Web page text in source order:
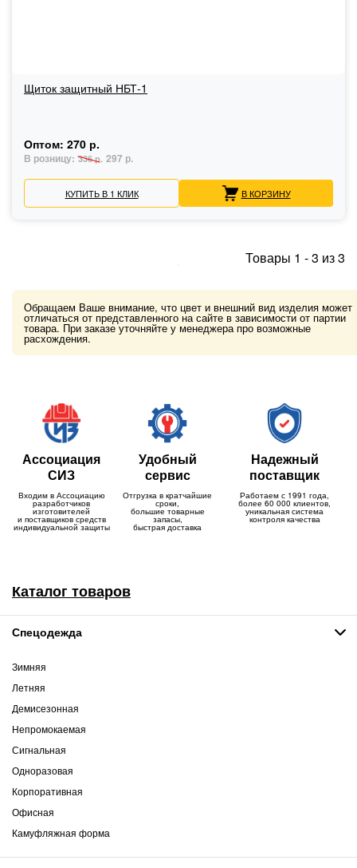
Щиток защитный НБТ-1
Оптом: 270 р.
В розницу: 336 р. 297 р.
КУПИТЬ В 1 КЛИК В КОРЗИНУ
Товары 1 -3 из3
Обращаем Ваше внимание, что цвет и внешний вид изделия может
отличаться от представленного на сайте в зависимости от партии
товара. При заказе уточняйте у менеджера про возможные
расхождения.
Ассоциация
СИЗ
Входим в Ассоциацию
разработчиков
изготовителей
и поставщиков средств
индивидуальной защиты
Удобный
сервис
Отгрузка в кратчайшие
сроки,
большие товарные
запасы,
быстрая доставка
Надежный
поставщик
Работаем с 1991 года,
более 60 000 клиентов,
уникальная система
контроля качества
Каталог товаров
Спецодежда
Зимняя
Летняя
Демисезонная
Непромокаемая
Сигнальная
Одноразовая
Корпоративная
Офисная
Камуфляжная форма